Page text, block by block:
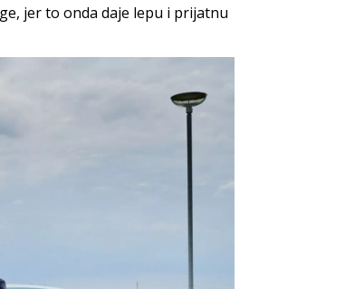
jer to onda daje lepu i prijatnu